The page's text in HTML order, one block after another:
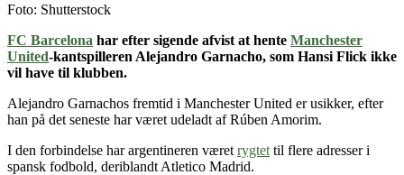
Foto: Shutterstock
FC Barcelona har efter sigende afvist at hente Manchester
United-kantspilleren Alejandro Garnacho, som Hansi Flick ikke
vil have til klubben.
Alejandro Garnachos fremtid i Manchester United er usikker, efter
han på det seneste har været udeladt af Rúben Amorim.
I den forbindelse har argentineren været rygtet til flere adresser i
spansk fodbold, deriblandt Atletico Madrid.